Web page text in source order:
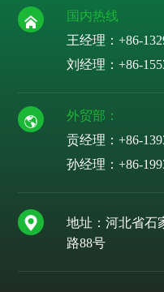
国内热线
王经理：+86-
刘经理：+86-
外贸部：
贡经理：+86-
孙经理：+86-
地址：河北省石
路88号